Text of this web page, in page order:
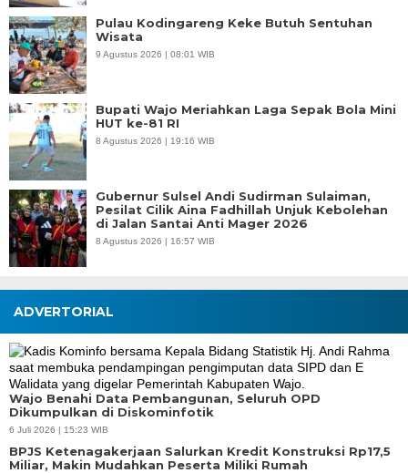
Pulau Kodingareng Keke Butuh Sentuhan
Wisata
9 Agustus 2026 | 08:01 WIB
Bupati Wajo Meriahkan Laga Sepak Bola Mini
HUT ke-81 RI
8 Agustus 2026 | 19:16 WIB
Gubernur Sulsel Andi Sudirman Sulaiman,
Pesilat Cilik Aina Fadhillah Unjuk Kebolehan
di Jalan Santai Anti Mager 2026
8 Agustus 2026 | 16:57 WIB
ADVERTORIAL
Wajo Benahi Data Pembangunan, Seluruh OPD
Dikumpulkan di Diskominfotik
6 Juli 2026 | 15:23 WIB
BPJS Ketenagakerjaan Salurkan Kredit Konstruksi Rp17,5
Miliar, Makin Mudahkan Peserta Miliki Rumah